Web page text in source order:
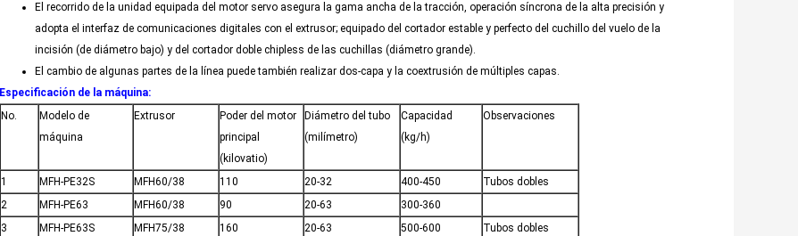
El recorrido de la unidad equipada del motor servo asegura la gama ancha de la tracción, operación síncrona de la alta precisión y
adopta el interfaz de comunicaciones digitales con el extrusor; equipado del cortador estable y perfecto del cuchillo del vuelo de la
incisión (de diámetro bajo) y del cortador doble chipless de las cuchillas (diámetro grande).
El cambio de algunas partes de la línea puede también realizar dos-capa y la coextrusión de múltiples capas.
Especificación de la máquina:
No.
Modelo de
máquina
Extrusor
Poder del motor
principal
(kilovatio)
Diámetro del tubo
(milímetro)
Capacidad
(kg/h)
Observaciones
1 MFH-PE32S MFH60/38 110 20-32 400-450
Tubos dobles
2
MFH-PE63 MFH60/38 90 20-63
300-360
3
MFH-PE63S MFH75/38 160 20-63 500-600
Tubos dobles